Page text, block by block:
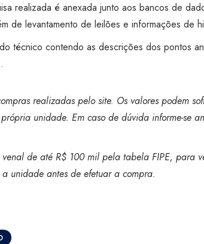
realizada é anexada junto aos bancos de
de levantamento de leilões e informações de
técnico contendo as descrições dos pontos
realizadas pelo site. Os valores podem
unidade. Em caso de dúvida informe-se
de até R$ 100 mil pela tabela FIPE, para
unidade antes de efetuar a compra.